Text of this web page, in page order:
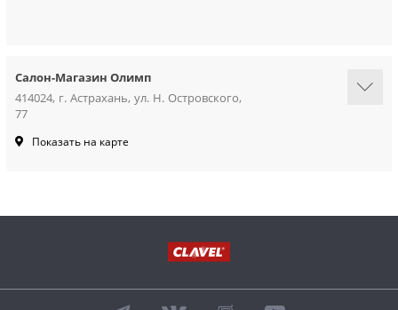
Салон-Магазин Олимп
414024, г. Астрахань, ул. Н. Островского,
77
Показать на карте